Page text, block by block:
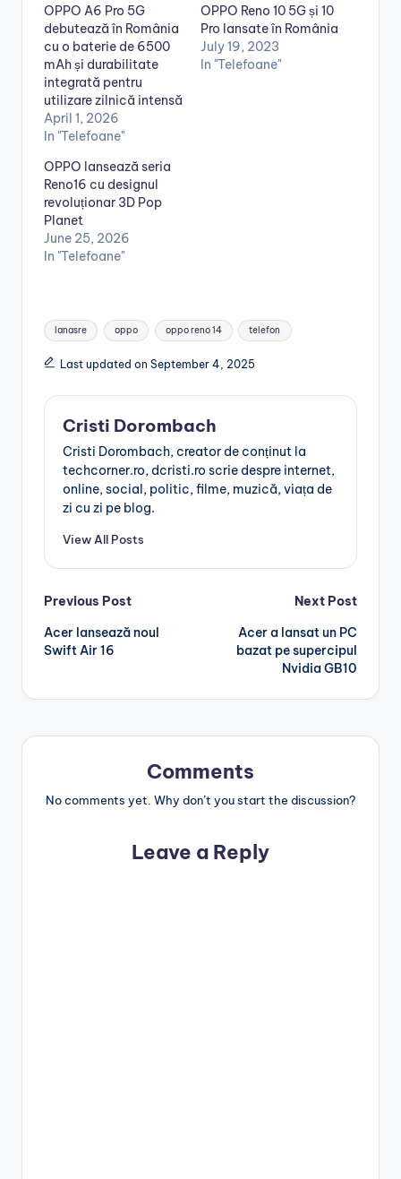
OPPO A6 Pro 5G
debutează în România
cu o baterie de 6500
mAh și durabilitate
integrată pentru
utilizare zilnică intensă
April 1, 2026
In "Telefoane"
OPPO Reno 10 5G și 10
Pro lansate în România
July 19, 2023
In "Telefoane"
OPPO lansează seria
Reno16 cu designul
revoluționar 3D Pop
Planet
June 25, 2026
In "Telefoane"
Tags:
lanasre oppo oppo reno 14 telefon
Last updated on September 4, 2025
Cristi Dorombach
Cristi Dorombach, creator de conținut la
techcorner.ro, dcristi.ro scrie despre internet,
online, social, politic, filme, muzică, viața de
zi cu zi pe blog.
View All Posts
Post
navigation
Previous Post
Acer lansează noul
Swift Air 16
Next Post
Acer a lansat un PC
bazat pe supercipul
Nvidia GB10
Comments
No comments yet. Why don’t you start the discussion?
Leave a Reply